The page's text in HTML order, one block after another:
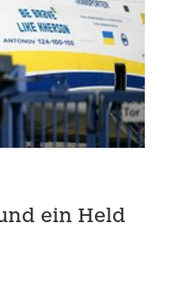
ein Held